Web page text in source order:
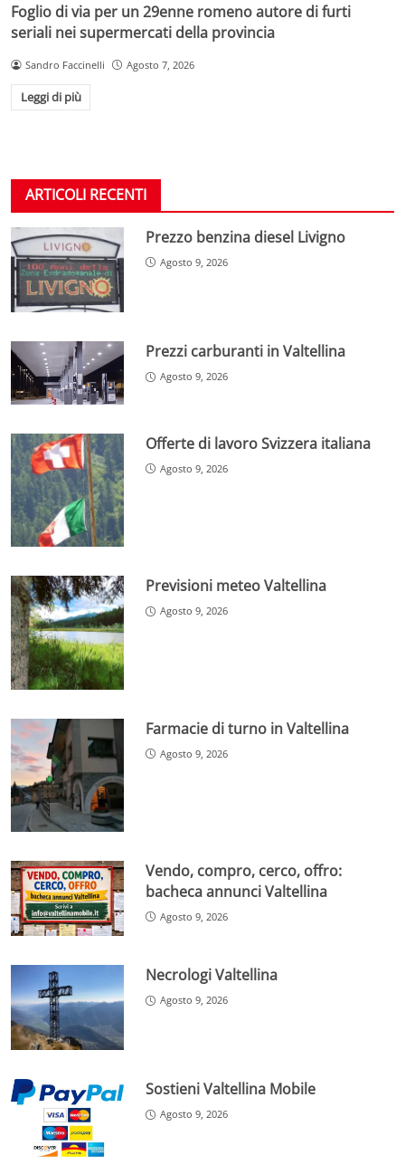
Foglio di via per un 29enne romeno autore di furti
seriali nei supermercati della provincia
Sandro Faccinelli Agosto 7, 2026
Leggi di più
ARTICOLI RECENTI
Prezzo benzina diesel Livigno
Agosto 9, 2026
Prezzi carburanti in Valtellina
Agosto 9, 2026
Offerte di lavoro Svizzera italiana
Agosto 9, 2026
Previsioni meteo Valtellina
Agosto 9, 2026
Farmacie di turno in Valtellina
Agosto 9, 2026
Vendo, compro, cerco, offro:
bacheca annunci Valtellina
Agosto 9, 2026
Necrologi Valtellina
Agosto 9, 2026
Sostieni Valtellina Mobile
Agosto 9, 2026